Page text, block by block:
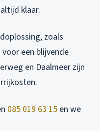
klaar.
zoals
een blijvende
en Daalmeer zijn
085 019 63 15 en we